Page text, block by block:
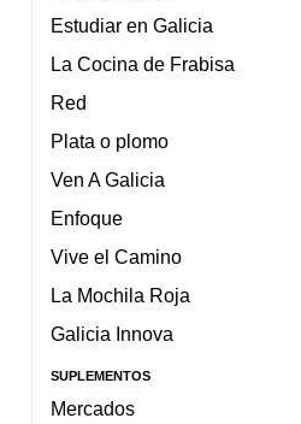
Estudiar en Galicia
La Cocina de Frabisa
Red
Plata o plomo
Ven A Galicia
Enfoque
Vive el Camino
La Mochila Roja
Galicia Innova
SUPLEMENTOS
Mercados